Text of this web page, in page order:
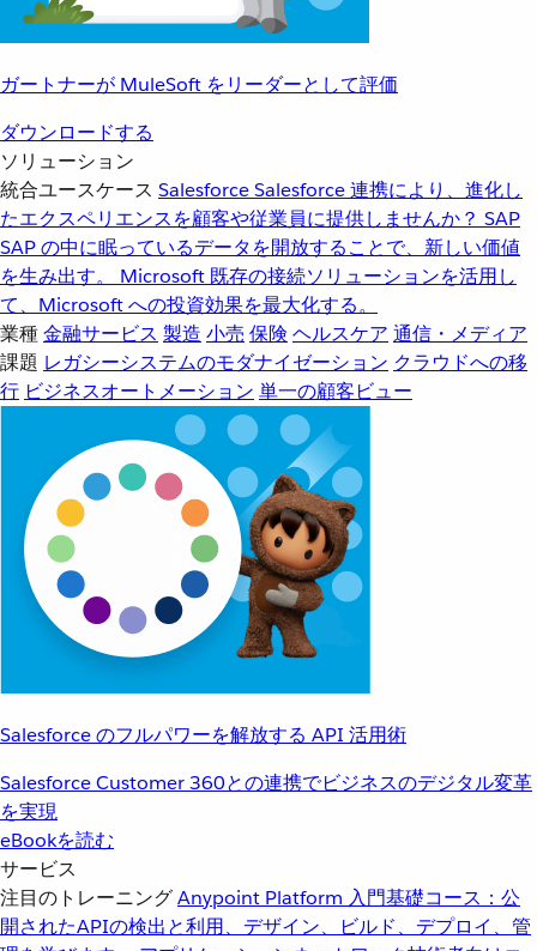
ガートナーが MuleSoft をリーダーとして評価
ダウンロードする
ソリューション
統合ユースケース SalesforceSalesforce 連携により、進化し
たエクスペリエンスを顧客や従業員に提供しませんか？ SAP
SAP の中に眠っているデータを開放することで、新しい価値
を生み出す。
Microsoft 既存の接続ソリューションを活用し
て、Microsoft への投資効果を最大化する。
業種金融サービス 製造 小売 保険 ヘルスケア 通信・メディア
課題 レガシーシステムのモダナイゼーション クラウドへの移
行 ビジネスオートメーション 単一の顧客ビュー
Salesforce のフルパワーを解放する API 活用術
Salesforce Customer 360との連携でビジネスのデジタル変革
を実現
eBookを読む
サービス
注目のトレーニングAnypoint Platform 入門基礎コース：公
開されたAPIの検出と利用、デザイン、ビルド、デプロイ、管